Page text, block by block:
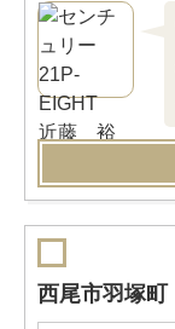
西尾市羽塚町